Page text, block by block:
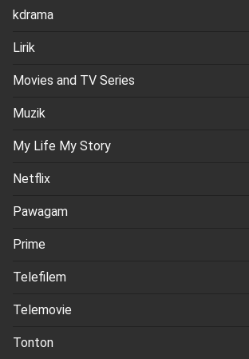
kdrama
Lirik
Movies and TV Series
Muzik
My Life My Story
Netflix
Pawagam
Prime
Telefilem
Telemovie
Tonton